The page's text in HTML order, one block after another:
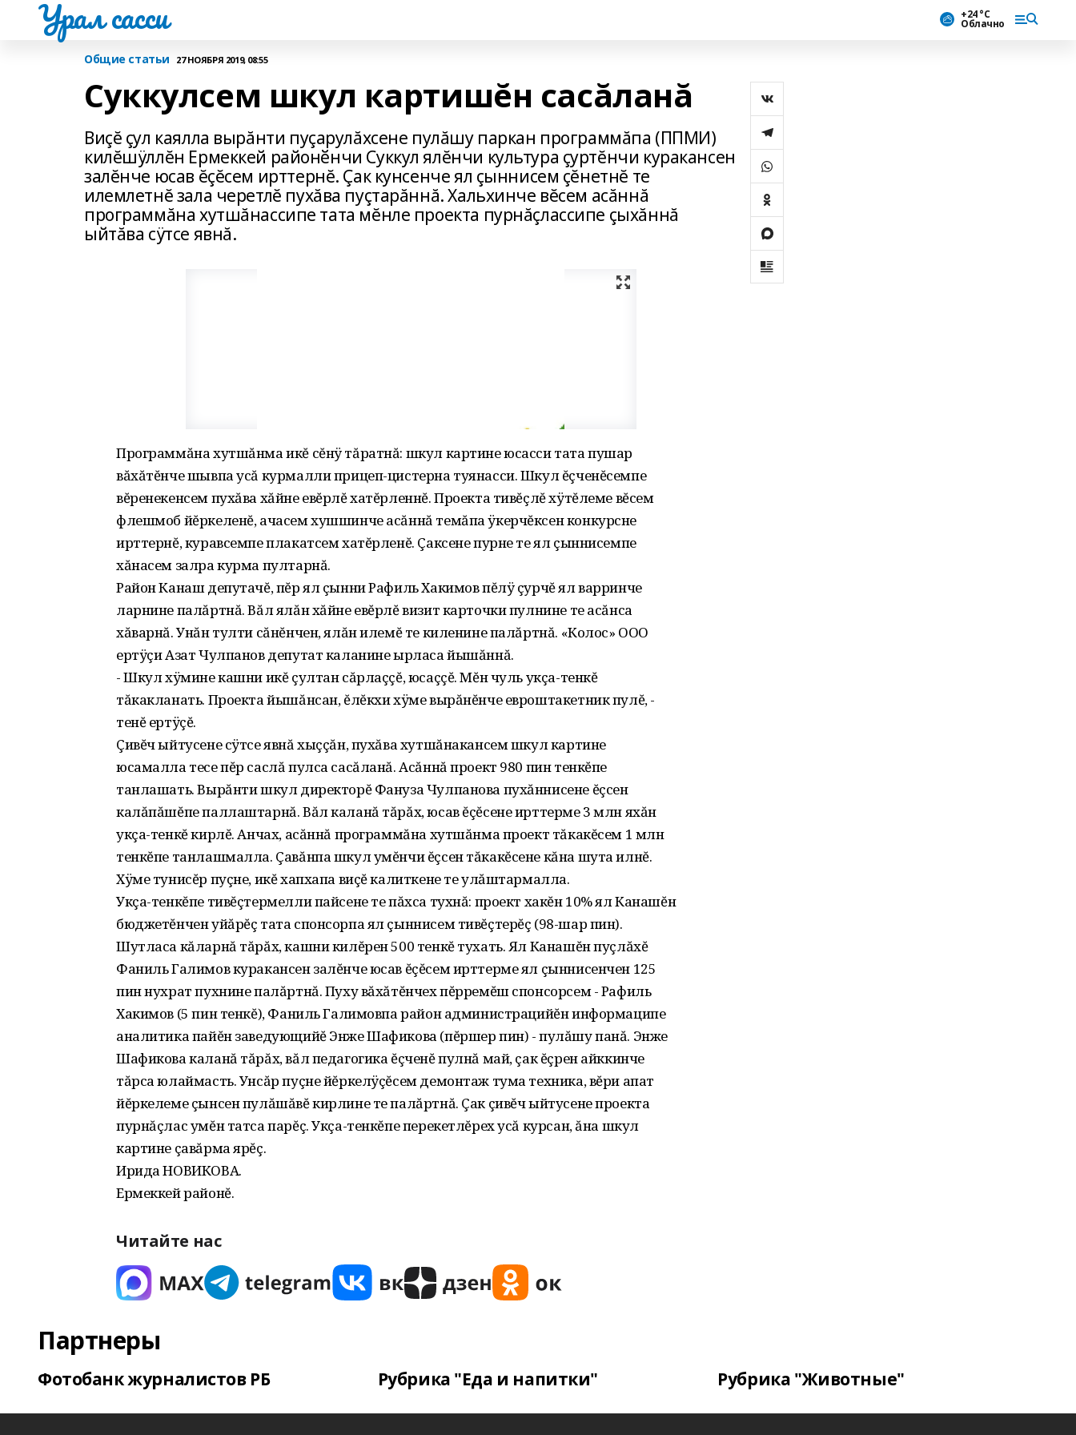
Урал сасси +24 °С
Облачно
Общие статьи 27 НОЯБРЯ 2019, 08:55
Суккулсем шкул картишĕн сасăланă
Виçĕ çул каялла вырăнти пуçарулăхсене пулăшу паркан программăпа (ППМИ)
килĕшÿллĕн Ермеккей районӗнчи Суккул ялĕнчи культура çуртĕнчи куракансен
залĕнче юсав ĕçĕсем ирттернĕ. Çак кунсенче ял çыннисем çĕнетнĕ те
илемлетнĕ зала черетлĕ пухăва пуçтарăннă. Хальхинче вĕсем асăннă
программăна хутшăнассипе тата мĕнле проекта пурнăçлассипе çыхăннă
ыйтăва сÿтсе явнă.
Программăна хутшăнма икĕ сĕнÿ тăратнă: шкул картине юсасси тата пушар
вăхăтĕнче шывпа усă курмалли прицеп-цистерна туянасси. Шкул ĕçченĕсемпе
вĕренекенсем пухăва хăйне евĕрлĕ хатĕрленнĕ. Проекта тивĕçлĕ хÿтĕлеме вĕсем
флешмоб йĕркеленĕ‚ ачасем хушшинче асăннă темăпа ÿкерчĕксен конкурсне
ирттернĕ‚ куравсемпе плакатсем хатĕрленĕ. Çаксене пурне те ял çыннисемпе
хăнасем залра курма пултарнă.
Район Канаш депутачĕ‚ пĕр ял çынни Рафиль Хакимов пĕлÿ çурчĕ ял варринче
ларнине палăртнă. Вăл ялăн хăйне евĕрлĕ визит карточки пулнине те асăнса
хăварнă. Унăн тулти сăнĕнчен‚ ялăн илемĕ те киленине палăртнă. «Колос» ООО
ертÿçи Азат Чулпанов депутат каланине ырласа йышăннă.
- Шкул хÿмине кашни икĕ çултан сăрлаççĕ‚ юсаççĕ. Мĕн чуль укçа-тенкĕ
тăкакланать. Проекта йышăнсан‚ ĕлĕкхи хÿме вырăнĕнче евроштакетник пулĕ, -
тенĕ ертÿçĕ.
Çивĕч ыйтусене сÿтсе явнă хыççăн‚ пухăва хутшăнакансем шкул картине
юсамалла тесе пĕр саслă пулса сасăланă. Асăннă проект 980 пин тенкĕпе
танлашать. Вырăнти шкул директорĕ Фануза Чулпанова пухăннисене ĕçсен
калăпăшĕпе паллаштарнă. Вăл каланă тăрăх‚ юсав ĕçĕсене ирттерме 3 млн яхăн
укçа-тенкĕ кирлĕ. Анчах‚ асăннă программăна хутшăнма проект тăкакĕсем 1 млн
тенкĕпе танлашмалла. Çавăнпа шкул умĕнчи ĕçсен тăкакĕсене кăна шута илнĕ.
Хÿме тунисĕр пуçне‚ икĕ хапхапа виçĕ калиткене те улăштармалла.
Укçа-тенкĕпе тивĕçтермелли пайсене те пăхса тухнă: проект хакĕн 10% ял Канашĕн
бюджетĕнчен уйăрĕç тата спонсорпа ял çыннисем тивĕçтерĕç (98-шар пин).
Шутласа кăларнă тăрăх‚ кашни килĕрен 500 тенкĕ тухать. Ял Канашĕн пуçлăхĕ
Фаниль Галимов куракансен залĕнче юсав ĕçĕсем ирттерме ял çыннисенчен 125
пин нухрат пухнине палăртнă. Пуху вăхăтĕнчех пĕрремĕш спонсорсем - Рафиль
Хакимов (5 пин тенкĕ), Фаниль Галимовпа район администрацийĕн информаципе
аналитика пайĕн заведующийĕ Энже Шафикова (пĕршер пин) - пулăшу панă. Энже
Шафикова каланă тăрăх‚ вăл педагогика ĕçченĕ пулнă май‚ çак ĕçрен айккинче
тăрса юлаймасть. Унсăр пуçне йĕркелÿçĕсем демонтаж тума техника, вĕри апат
йĕркелеме çынсен пулăшăвĕ кирлине те палăртнă. Çак çивĕч ыйтусене проекта
пурнăçлас умĕн татса парĕç. Укçа-тенкĕпе перекетлĕрех усă курсан‚ ăна шкул
картине çавăрма ярĕç.
Ирида НОВИКОВА.
Ермеккей районĕ.
Читайте нас
Партнеры
Фотобанк журналистов РБ Рубрика "Еда и напитки" Рубрика "Животные"